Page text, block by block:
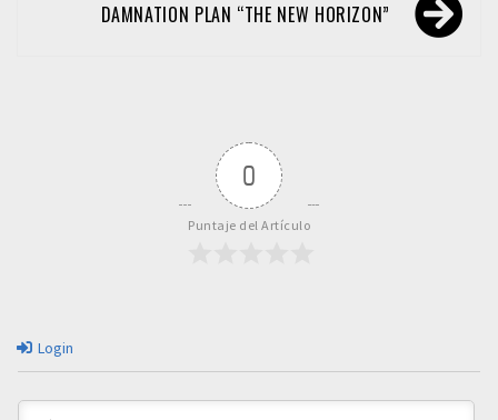
DAMNATION PLAN “THE NEW HORIZON”
0
Puntaje del Artículo
Login